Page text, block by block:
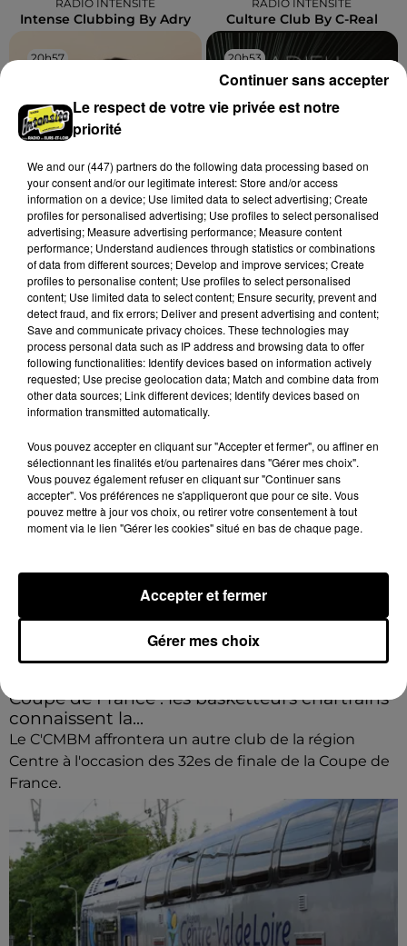
RADIO INTENSITE
Intense Clubbing By Adry
RADIO INTENSITE
Culture Club By C-Real
20h57
20h57
ORIA
Soiree Mondaine
20h53
20h53
ADIEU BARBARA
Desarmee
A LA UNE Voir plus
Coupe de France : les basketteurs chartrains
connaissent la...
Le C'CMBM affrontera un autre club de la région
Centre à l'occasion des 32es de finale de la Coupe de
France.
Le respect de votre vie privée est notre
priorité
We and our (447) partnersdo the following data processing based on
your consent and/or our legitimate interest: Store and/or access
information on a device; Use limited data to select advertising; Create
profiles for personalised advertising; Use profiles to select personalised
advertising; Measure advertising performance; Measure content
performance; Understand audiences through statistics or combinations
of data from different sources; Develop and improve services; Create
profiles to personalise content; Use profiles to select personalised
content; Use limited data to select content; Ensure security, prevent and
detect fraud, and fix errors; Deliver and present advertising and content;
Save and communicate privacy choices. These technologies may
process personal data such as IP address and browsing data to offer
following functionalities: Identify devices based on information actively
requested; Use precise geolocation data; Match and combine data from
other data sources; Link different devices; Identify devices based on
information transmitted automatically.
Vous pouvez accepter en cliquant sur "Accepter et fermer", ou affiner en
sélectionnant les finalités et/ou partenaires dans "Gérer mes choix".
Vous pouvez également refuser en cliquant sur "Continuer sans
accepter". Vos préférences ne s'appliqueront que pour ce site. Vous
pouvez mettre à jour vos choix, ou retirer votre consentement à tout
moment via le lien "Gérer les cookies" situé en bas de chaque page.
Gérer mes choix
Accepter et fermer
Continuer sans accepter